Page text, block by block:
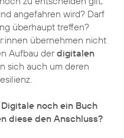
angefahren wird? Darf
überhaupt treffen?
übernehmen nicht
Aufbau derdigitalen
sich auch um deren
noch ein Buch
diese den Anschluss?